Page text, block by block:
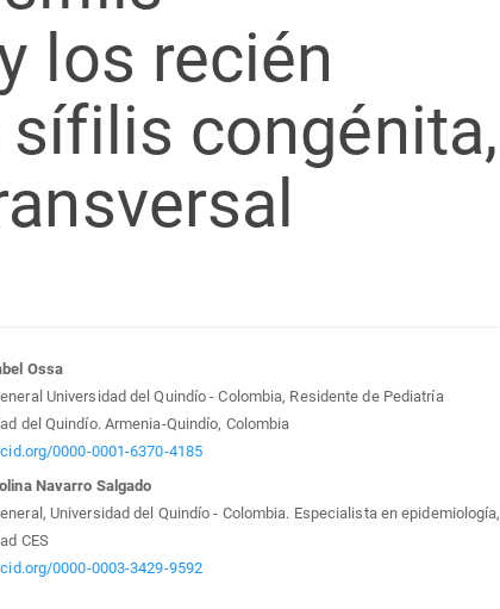
los recién
congénita,
Ossa
Universidad del Quindío - Colombia, Residente de Pediatría
del Quindío. Armenia-Quindío, Colombia
0000-0001-6370-4185
Navarro Salgado
Universidad del Quindío - Colombia. Especialista en epidemiología,
CES
0000-0003-3429-9592